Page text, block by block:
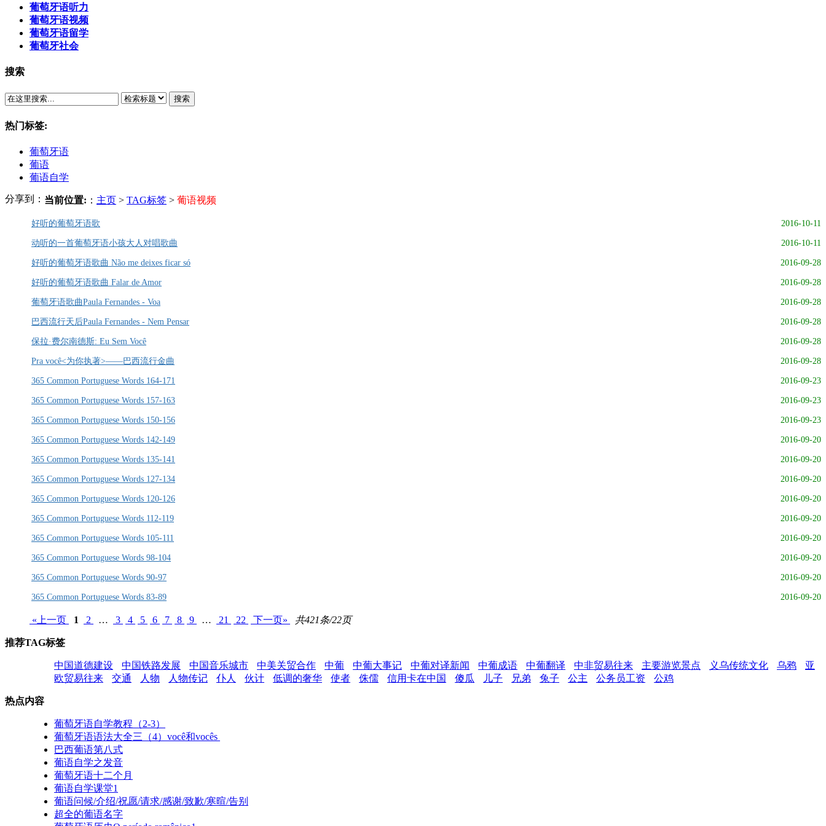
葡萄牙语听力
葡萄牙语视频
葡萄牙语留学
葡萄牙社会
搜索
搜索
热门标签:
葡萄牙语
葡语
葡语自学
分享到： 当前位置: ： 主页 > TAG标签 > 葡语视频
好听的葡萄牙语歌 2016-10-11
动听的一首葡萄牙语小孩大人对唱歌曲 2016-10-11
好听的葡萄牙语歌曲 Não me deixes ficar só 2016-09-28
好听的葡萄牙语歌曲 Falar de Amor 2016-09-28
葡萄牙语歌曲Paula Fernandes - Voa 2016-09-28
巴西流行天后Paula Fernandes - Nem Pensar 2016-09-28
保拉·费尔南德斯: Eu Sem Você 2016-09-28
Pra você<为你执著>——巴西流行金曲 2016-09-28
365 Common Portuguese Words 164-171 2016-09-23
365 Common Portuguese Words 157-163 2016-09-23
365 Common Portuguese Words 150-156 2016-09-23
365 Common Portuguese Words 142-149 2016-09-20
365 Common Portuguese Words 135-141 2016-09-20
365 Common Portuguese Words 127-134 2016-09-20
365 Common Portuguese Words 120-126 2016-09-20
365 Common Portuguese Words 112-119 2016-09-20
365 Common Portuguese Words 105-111 2016-09-20
365 Common Portuguese Words 98-104 2016-09-20
365 Common Portuguese Words 90-97 2016-09-20
365 Common Portuguese Words 83-89 2016-09-20
«上一页 1 2 … 3 4 5 6 7 8 9 … 21 22 下一页» 共421条/22页
推荐TAG标签
中国道德建设 中国铁路发展 中国音乐城市 中美关贸合作 中葡 中葡大事记 中葡对译新闻 中葡成语 中葡翻译 中非贸易往来 主要游览景点 义乌传统文化 乌鸦
亚
欧贸易往来
交通 人物 人物传记 仆人 伙计 低调的奢华 使者 侏儒 信用卡在中国 傻瓜 儿子 兄弟 兔子 公主 公务员工资 公鸡
热点内容
葡萄牙语自学教程（2-3）
葡萄牙语语法大全三（4）você和vocês
巴西葡语第八式
葡语自学之发音
葡萄牙语十二个月
葡语自学课堂1
葡语问候/介绍/祝愿/请求/感谢/致歉/寒暄/告别
超全的葡语名字